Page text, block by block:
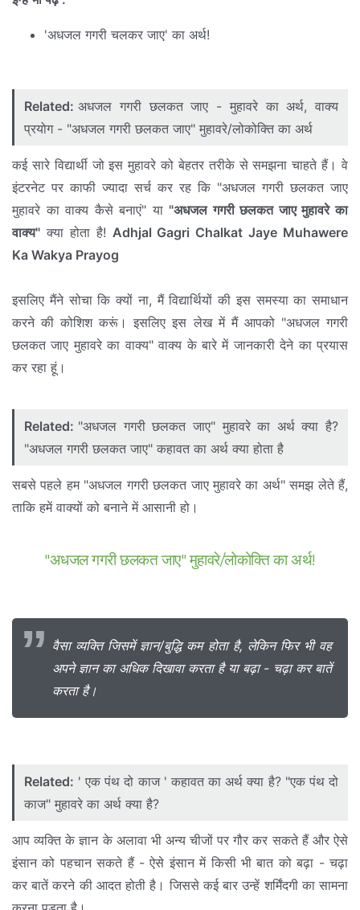
'अधजल गगरी चलकर जाए' का अर्थ!
Related: अधजल गगरी छलकत जाए - मुहावरे का अर्थ, वाक्य
प्रयोग - "अधजल गगरी छलकत जाए" मुहावरे/लोकोक्ति का अर्थ
कई सारे विद्यार्थी जो इस मुहावरे को बेहतर तरीके से समझना चाहते हैं। वे
इंटरनेट पर काफी ज्यादा सर्च कर रह कि "अधजल गगरी छलकत जाए
मुहावरे का वाक्य कैसे बनाएं" या "अधजल गगरी छलकत जाए मुहावरे का
वाक्य" क्या होता है! Adhjal Gagri Chalkat Jaye Muhawere
Ka Wakya Prayog
इसलिए मैंने सोचा कि क्यों ना, मैं विद्यार्थियों की इस समस्या का समाधान
करने की कोशिश करूं। इसलिए इस लेख में मैं आपको "अधजल गगरी
छलकत जाए मुहावरे का वाक्य" वाक्य के बारे में जानकारी देने का प्रयास
कर रहा हूं।
Related: "अधजल गगरी छलकत जाए" मुहावरे का अर्थ क्या है?
"अधजल गगरी छलकत जाए" कहावत का अर्थ क्या होता है
सबसे पहले हम "अधजल गगरी छलकत जाए मुहावरे का अर्थ" समझ लेते हैं,
ताकि हमें वाक्यों को बनाने में आसानी हो।
"अधजल गगरी छलकत जाए" मुहावरे/लोकोक्ति का अर्थ!
वैसा व्यक्ति जिसमें ज्ञान/बुद्धि कम होता है, लेकिन फिर भी वह
अपने ज्ञान का अधिक दिखावा करता है या बढ़ा - चढ़ा कर बातें
करता है।
Related: ' एक पंथ दो काज ' कहावत का अर्थ क्या है? "एक पंथ दो
काज" मुहावरे का अर्थ क्या है?
आप व्यक्ति के ज्ञान के अलावा भी अन्य चीजों पर गौर कर सकते हैं और ऐसे
इंसान को पहचान सकते हैं - ऐसे इंसान में किसी भी बात को बढ़ा - चढ़ा
कर बातें करने की आदत होती है। जिससे कई बार उन्हें शर्मिंदगी का सामना